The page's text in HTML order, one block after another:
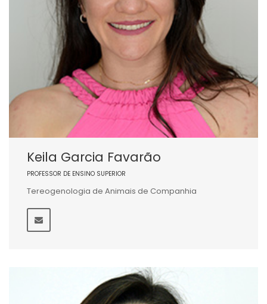
Keila Garcia Favarão
PROFESSOR DE ENSINO SUPERIOR
Tereogenologia de Animais de Companhia